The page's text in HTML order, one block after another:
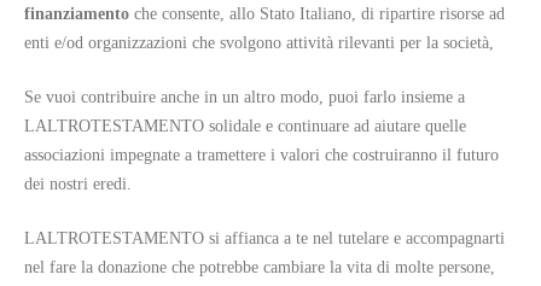
finanziamento che consente, allo Stato Italiano, di ripartire risorse ad
enti e/od organizzazioni che svolgono attività rilevanti per la società,
Se vuoi contribuire anche in un altro modo, puoi farlo insieme a
LALTROTESTAMENTO solidale e continuare ad aiutare quelle
associazioni impegnate a tramettere i valori che costruiranno il futuro
dei nostri eredi.
LALTROTESTAMENTO si affianca a te nel tutelare e accompagnarti
nel fare la donazione che potrebbe cambiare la vita di molte persone,